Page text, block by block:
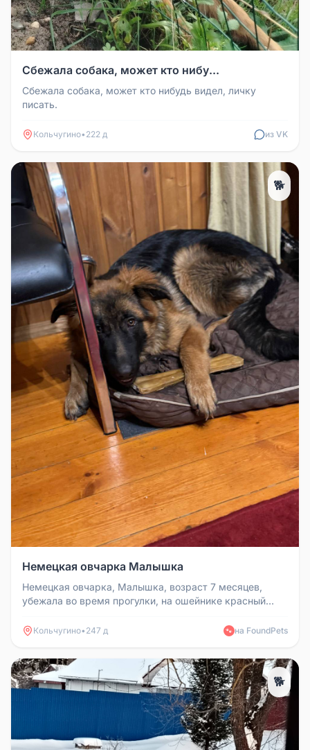
Сбежала собака, может кто нибу...
Сбежала собака, может кто нибудь видел, личку
писать.
Кольчугино• 222 д из VK
🐕
Немецкая овчарка Малышка
Немецкая овчарка, Малышка, возраст 7 месяцев,
убежала во время прогулки, на ошейнике красный
Кольчугино• 247 д 🐾 на FoundPets
🐕